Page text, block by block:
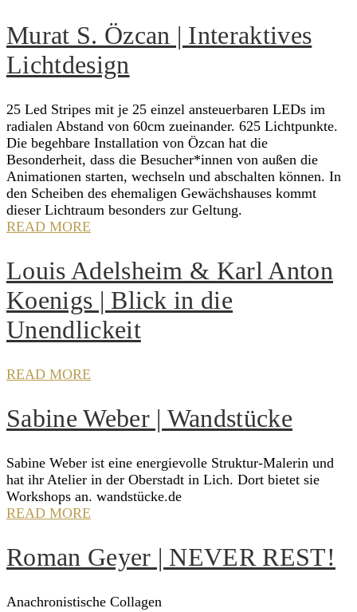
Murat S. Özcan | Interaktives
Lichtdesign
25 Led Stripes mit je 25 einzel ansteuerbaren LEDs im
radialen Abstand von 60cm zueinander. 625 Lichtpunkte.
Die begehbare Installation von Özcan hat die
Besonderheit, dass die Besucher*innen von außen die
Animationen starten, wechseln und abschalten können. In
den Scheiben des ehemaligen Gewächshauses kommt
dieser Lichtraum besonders zur Geltung.
READ MORE
Louis Adelsheim & Karl Anton
Koenigs | Blick in die
Unendlickeit
READ MORE
Sabine Weber | Wandstücke
Sabine Weber ist eine energievolle Struktur-Malerin und
hat ihr Atelier in der Oberstadt in Lich. Dort bietet sie
Workshops an. wandstücke.de
READ MORE
Roman Geyer | NEVER REST!
Anachronistische Collagen